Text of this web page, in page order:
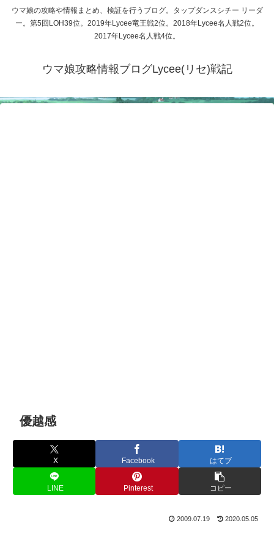
ウマ娘の攻略や情報まとめ、検証を行うブログ。タップダンスシチー リーダ
ー。第5回LOH39位。2019年Lycee竜王戦2位。2018年Lycee名人戦2位。
2017年Lycee名人戦4位。
ウマ娘攻略情報ブログLycee(リセ)戦記
優越感
X Facebook はてブ
LINE Pinterest コピー
2009.07.19 2020.05.05